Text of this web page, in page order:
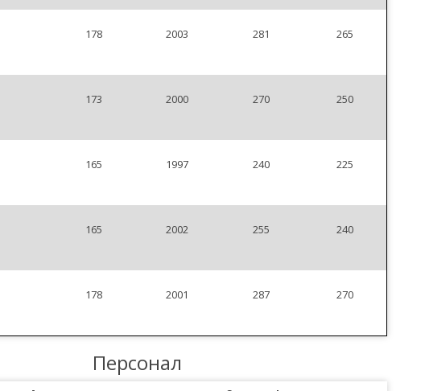
178 2003 281 265
173 2000 270 250
165 1997 240 225
165 2002 255 240
178 2001 287 270
Персонал